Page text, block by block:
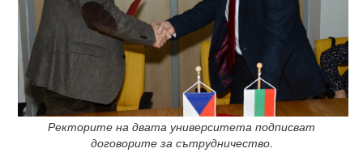
Конференции
Периодични издания
Списание КНТ
Годишник на ТУ-Варна
Образци електронни формуляри
Ректорите на двата университета подписват
договорите за сътрудничество.